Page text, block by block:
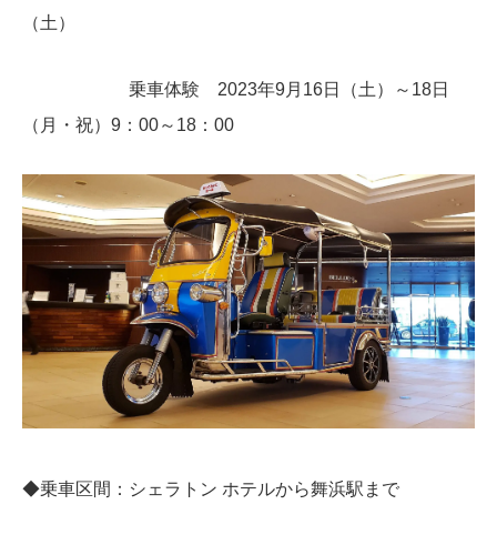
（土）
乗車体験 2023年9月16日（土）～18日
（月・祝）9：00～18：00
◆乗車区間：シェラトン ホテルから舞浜駅まで